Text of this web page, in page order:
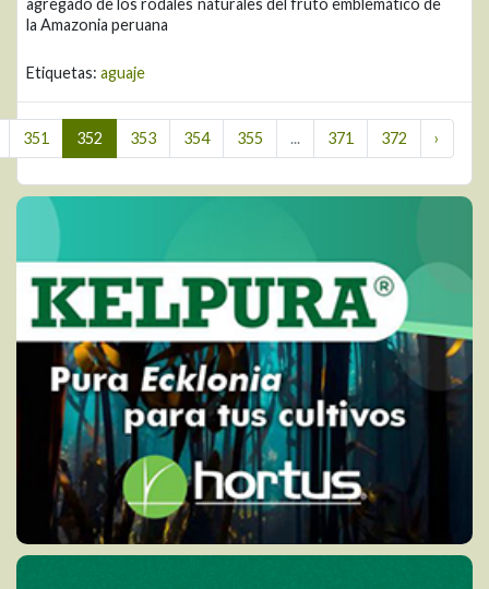
agregado de los rodales naturales del fruto emblemático de
la Amazonia peruana
Etiquetas: aguaje
351 352 353 354 355 ... 371 372 ›